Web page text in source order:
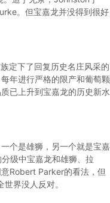
。但宝嘉龙并没得到很好
定下了回复历史名庄风采的
年进行严格的限产和葡萄颗
已上升到宝嘉龙的历史新水
个是雄狮，另一个就是宝嘉
级中宝嘉龙和雄狮、拉
Robert Parker的看法，但
界没人反对。